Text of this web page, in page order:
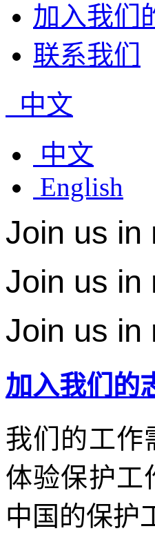
加入我们
联系我们
中文
中文
English
Join us in
Join us in
Join us in
加入我们的
我们 的工作
体验保护工
中国的保护